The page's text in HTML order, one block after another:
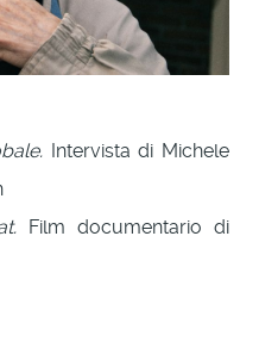
Intervista di Michele
Film documentario di